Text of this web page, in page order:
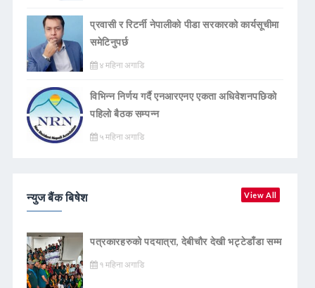
प्रवासी र रिटर्नी नेपालीको पीडा सरकारको कार्यसूचीमा
समेटिनुपर्छ
४ महिना अगाडि
विभिन्न निर्णय गर्दै एनआरएनए एकता अधिवेशनपछिको
पहिलो बैठक सम्पन्न
५ महिना अगाडि
न्युज बैंक बिषेश View All
पत्रकारहरुको पदयात्रा, देबीचौर देखी भट्टेडाँडा सम्म
१ महिना अगाडि